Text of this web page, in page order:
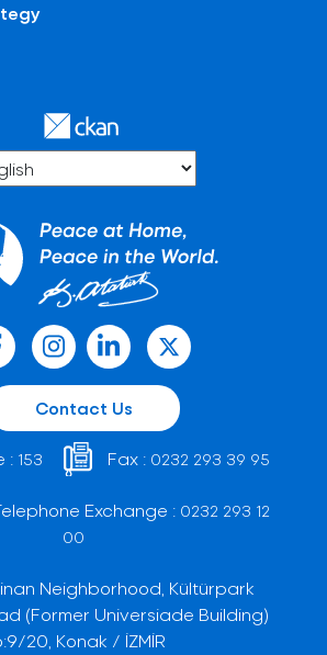
Contact Us
: 153 Fax : 0232 293 39 95
Exchange : 0232 293 12
00
Neighborhood, Kültürpark
(Former Universiade Building)
20, Konak / İZMİR